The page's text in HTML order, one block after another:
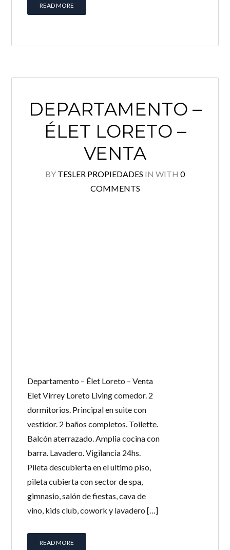
READ MORE
DEPARTAMENTO –
ÉLET LORETO –
VENTA
BY TESLER PROPIEDADES IN WITH 0
COMMENTS
Departamento – Élet Loreto – Venta
Elet Virrey Loreto Living comedor. 2
dormitorios. Principal en suite con
vestidor. 2 baños completos. Toilette.
Balcón aterrazado. Amplia cocina con
barra. Lavadero. Vigilancia 24hs.
Pileta descubierta en el ultimo piso,
pileta cubierta con sector de spa,
gimnasio, salón de fiestas, cava de
vino, kids club, cowork y lavadero […]
READ MORE